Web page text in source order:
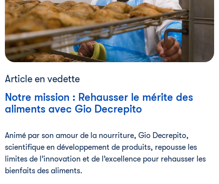
Article en vedette
Notre mission : Rehausser le mérite des
aliments avec Gio Decrepito
Animé par son amour de la nourriture, Gio Decrepito,
scientifique en développement de produits, repousse les
limites de l’innovation et de l’excellence pour rehausser les
bienfaits des aliments.